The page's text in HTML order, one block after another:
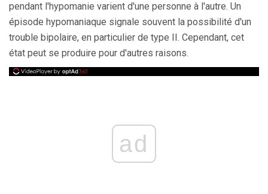
pendant l'hypomanie varient d'une personne à l'autre. Un
épisode hypomaniaque signale souvent la possibilité d'un
trouble bipolaire, en particulier de type II. Cependant, cet
état peut se produire pour d'autres raisons.
ad